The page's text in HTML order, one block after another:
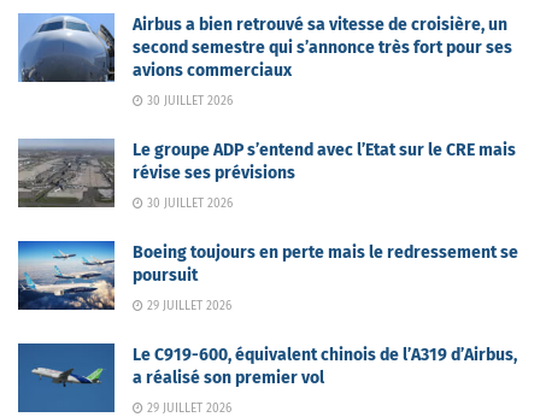
Airbus a bien retrouvé sa vitesse de croisière, un
second semestre qui s’annonce très fort pour ses
avions commerciaux
30 JUILLET 2026
Le groupe ADP s’entend avec l’Etat sur le CRE mais
révise ses prévisions
30 JUILLET 2026
Boeing toujours en perte mais le redressement se
poursuit
29 JUILLET 2026
Le C919-600, équivalent chinois de l’A319 d’Airbus,
a réalisé son premier vol
29 JUILLET 2026